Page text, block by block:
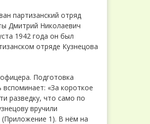
партизанский отряд
Дмитрий Николаевич
1942 года он был
отряде Кузнецова
Подготовка
«За короткое
разведку, что само по
вручили
(Приложение 1). В нём на